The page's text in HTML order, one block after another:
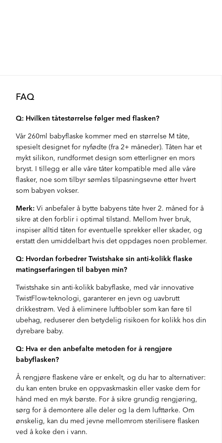
FAQ
Q: Hvilken tåtestørrelse følger med flasken?
Vår 260ml babyflaske kommer med en størrelse M tåte,
spesielt designet for nyfødte (fra 2+ måneder). Tåten har et
mykt silikon, rundformet design som etterligner en mors
bryst. I tillegg er alle våre tåter kompatible med alle våre
flasker, noe som tilbyr sømløs tilpasningsevne etter hvert
som babyen vokser.
Merk: Vi anbefaler å bytte babyens tåte hver 2. måned for å
sikre at den forblir i optimal tilstand. Mellom hver bruk,
inspiser alltid tåten for eventuelle sprekker eller skader, og
erstatt den umiddelbart hvis det oppdages noen problemer.
Q: Hvordan forbedrer Twistshake sin anti-kolikk flaske
matingserfaringen til babyen min?
Twistshake sin anti-kolikk babyflaske, med vår innovative
TwistFlow-teknologi, garanterer en jevn og uavbrutt
drikkestrøm. Ved å eliminere luftbobler som kan føre til
ubehag, reduserer den betydelig risikoen for kolikk hos din
dyrebare baby.
Q: Hva er den anbefalte metoden for å rengjøre
babyflasken?
Å rengjøre flaskene våre er enkelt, og du har to alternativer:
du kan enten bruke en oppvaskmaskin eller vaske dem for
hånd med en myk børste. For å sikre grundig rengjøring,
sørg for å demontere alle deler og la dem lufttørke. Om
ønskelig, kan du med jevne mellomrom sterilisere flasken
ved å koke den i vann.